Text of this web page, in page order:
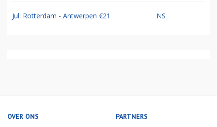
Jul: Rotterdam - Antwerpen €21 NS
OVER ONS PARTNERS